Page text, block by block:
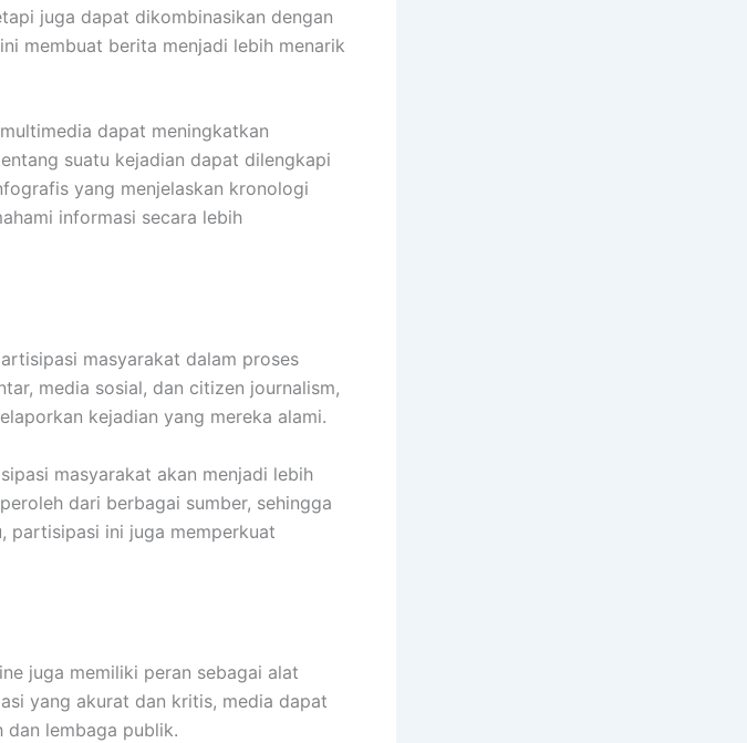
juga dapat dikombinasikan dengan
membuat berita menjadi lebih menarik
dapat meningkatkan
suatu kejadian dapat dilengkapi
yang menjelaskan kronologi
informasi secara lebih
masyarakat dalam proses
media sosial, dan citizen journalism,
kejadian yang mereka alami.
masyarakat akan menjadi lebih
dari berbagai sumber, sehingga
partisipasi ini juga memperkuat
juga memiliki peran sebagai alat
yang akurat dan kritis, media dapat
dan lembaga publik.